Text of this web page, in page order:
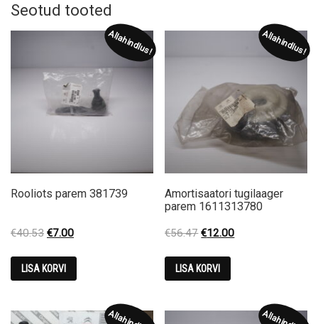
Seotud tooted
Allahindlus!
Rooliots parem 381739
€40.53 Original
was:
€40.53.
€7.00Current
€7.00.
LISA KORVI
Allahindlus!
Amortisaatori tugilaager
parem 1611313780
€56.47 Original
was:
€56.47.
€12.00Current
LISA KORVI